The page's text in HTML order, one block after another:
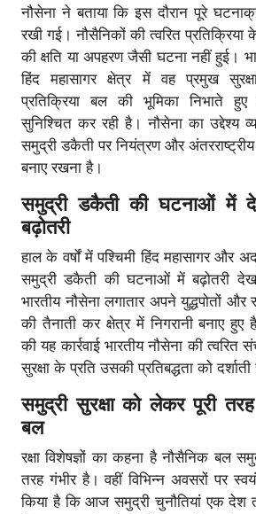
नौसेना ने बताया कि इस दौरान पूरे
रखी गई। नौसैनिकों की त्वरित प्रतिक्रिया
की क्षति या अपहरण जैसी घटना नहीं हुई।
हिंद महासागर क्षेत्र में वह प्रमुख
प्रतिक्रिया बल की भूमिका निभाते हुए
सुनिश्चित कर रही है। नौसेना का उद्देश्य
समुद्री डकैती पर नियंत्रण और अंतरराष्ट्रीय
बनाए रखना है।
समुद्री डकैती की घटनाओं में
बढ़ोतरी
हाल के वर्षों में पश्चिमी हिंद महासागर
समुद्री डकैती की घटनाओं में बढ़ोतरी
भारतीय नौसेना लगातार अपने युद्धपोतों और
की तैनाती कर क्षेत्र में निगरानी बनाए
की यह कार्रवाई भारतीय नौसेना की त्वरित
सुरक्षा के प्रति उसकी प्रतिबद्धता को दर्शाती
समुद्री सुरक्षा को लेकर पूरी
बल
रक्षा विशेषज्ञों का कहना है नौसैनिक बल
तरह गंभीर है। वहीं विभिन्न अवसरों पर
किया है कि आज समुद्री चुनौतियां एक देश